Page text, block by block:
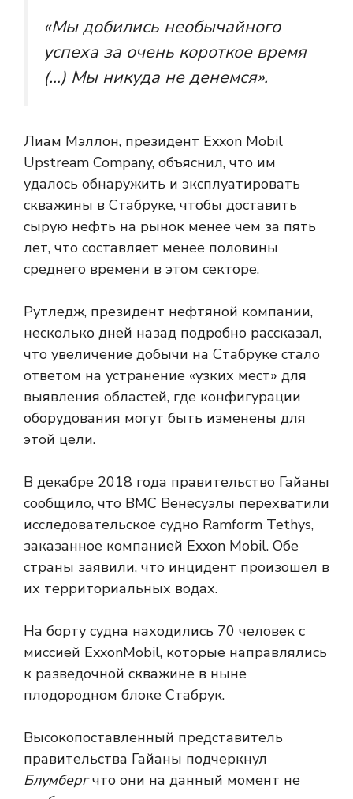
«Мы добились необычайного
успеха за очень короткое время
(…) Мы никуда не денемся».
Лиам Мэллон, президент Exxon Mobil
Upstream Company, объяснил, что им
удалось обнаружить и эксплуатировать
скважины в Стабруке, чтобы доставить
сырую нефть на рынок менее чем за пять
лет, что составляет менее половины
среднего времени в этом секторе.
Рутледж, президент нефтяной компании,
несколько дней назад подробно рассказал,
что увеличение добычи на Стабруке стало
ответом на устранение «узких мест» для
выявления областей, где конфигурации
оборудования могут быть изменены для
этой цели.
В декабре 2018 года правительство Гайаны
сообщило, что ВМС Венесуэлы перехватили
исследовательское судно Ramform Tethys,
заказанное компанией Exxon Mobil. Обе
страны заявили, что инцидент произошел в
их территориальных водах.
На борту судна находились 70 человек с
миссией ExxonMobil, которые направлялись
к разведочной скважине в ныне
плодородном блоке Стабрук.
Высокопоставленный представитель
правительства Гайаны подчеркнул
Блумбергчто они на данный момент не